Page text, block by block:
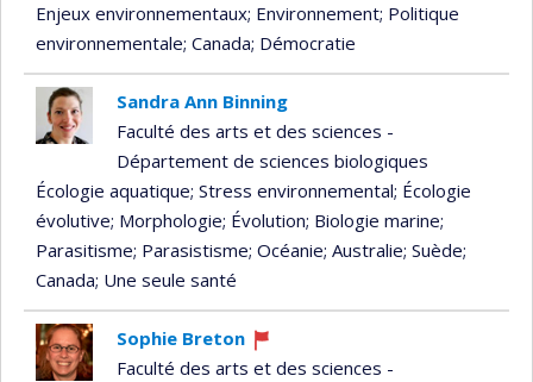
Enjeux environnementaux; Environnement; Politique
environnementale; Canada; Démocratie
Sandra Ann Binning
Faculté des arts et des sciences -
Département de sciences biologiques
Écologie aquatique; Stress environnemental; Écologie
évolutive; Morphologie; Évolution; Biologie marine;
Parasitisme; Parasistisme; Océanie; Australie; Suède;
Canada; Une seule santé
Sophie Breton
Ce
Faculté des arts et des sciences -